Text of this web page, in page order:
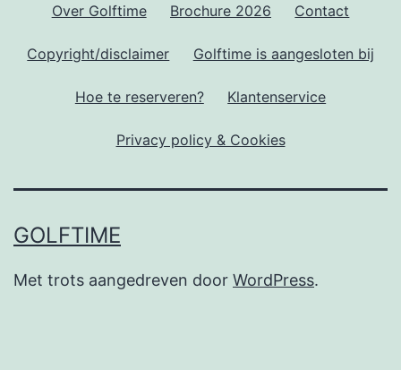
Over Golftime Brochure 2026 Contact
Copyright/disclaimer Golftime is aangesloten bij
Hoe te reserveren? Klantenservice
Privacy policy & Cookies
GOLFTIME
Met trots aangedreven door WordPress.